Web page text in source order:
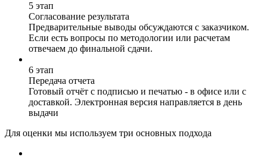
5 этап
Согласование результата
Предварительные выводы обсуждаются с заказчиком.
Если есть вопросы по методологии или расчетам
отвечаем до финальной сдачи.
6 этап
Передача отчета
Готовый отчёт с подписью и печатью - в офисе или с
доставкой. Электронная версия направляется в день
выдачи
Для оценки мы используем три основных подхода